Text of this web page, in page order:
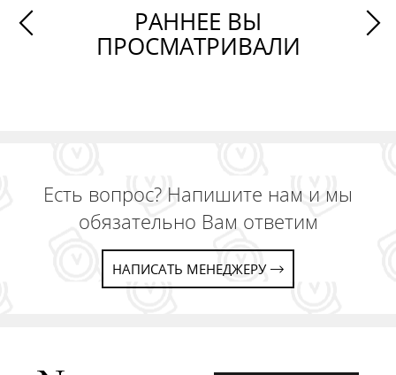
РАННЕЕ ВЫ
ПРОСМАТРИВАЛИ
Есть вопрос? Напишите нам и мы
обязательно Вам ответим
НАПИСАТЬ МЕНЕДЖЕРУ